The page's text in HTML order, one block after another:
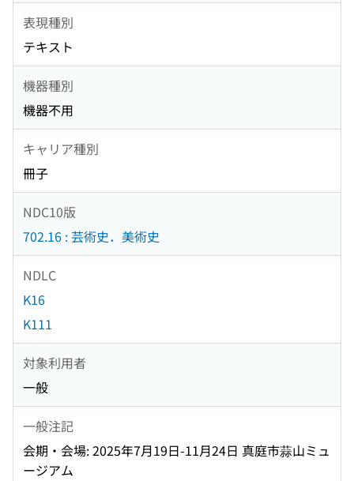
表現種別
テキスト
機器種別
機器不用
キャリア種別
冊子
NDC10版
702.16 : 芸術史．美術史
NDLC
K16
K111
対象利用者
一般
一般注記
会期・会場: 2025年7月19日-11月24日 真庭市蒜山ミュ
ージアム